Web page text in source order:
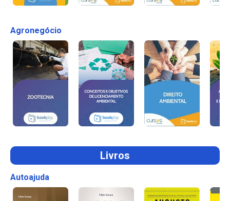
Agronegócio
Livros
Autoajuda